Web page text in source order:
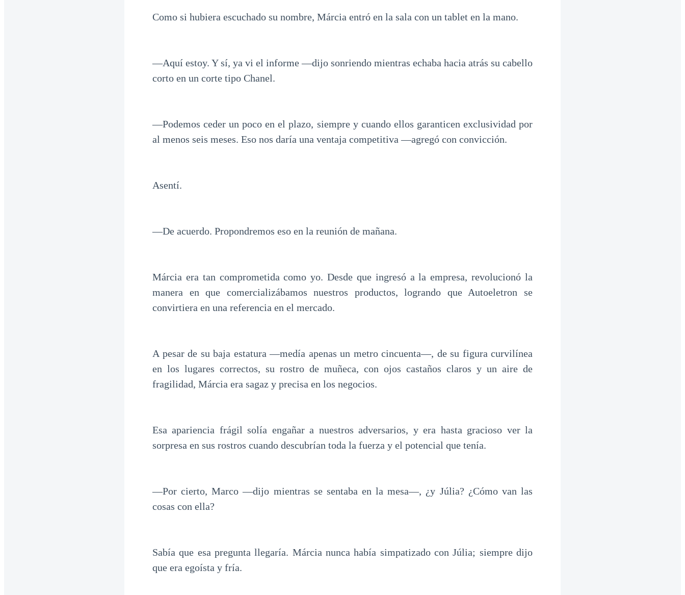
Como si hubiera escuchado su nombre, Márcia entró en la sala con un tablet en la mano.
—Aquí estoy. Y sí, ya vi el informe —dijo sonriendo mientras echaba hacia atrás su cabello
corto en un corte tipo Chanel.
—Podemos ceder un poco en el plazo, siempre y cuando ellos garanticen exclusividad por
al menos seis meses. Eso nos daría una ventaja competitiva —agregó con convicción.
Asentí.
—De acuerdo. Propondremos eso en la reunión de mañana.
Márcia era tan comprometida como yo. Desde que ingresó a la empresa, revolucionó la
manera en que comercializábamos nuestros productos, logrando que Autoeletron se
convirtiera en una referencia en el mercado.
A pesar de su baja estatura —medía apenas un metro cincuenta—, de su figura curvilínea
en los lugares correctos, su rostro de muñeca, con ojos castaños claros y un aire de
fragilidad, Márcia era sagaz y precisa en los negocios.
Esa apariencia frágil solía engañar a nuestros adversarios, y era hasta gracioso ver la
sorpresa en sus rostros cuando descubrían toda la fuerza y el potencial que tenía.
—Por cierto, Marco —dijo mientras se sentaba en la mesa—, ¿y Júlia? ¿Cómo van las
cosas con ella?
Sabía que esa pregunta llegaría. Márcia nunca había simpatizado con Júlia; siempre dijo
que era egoísta y fría.